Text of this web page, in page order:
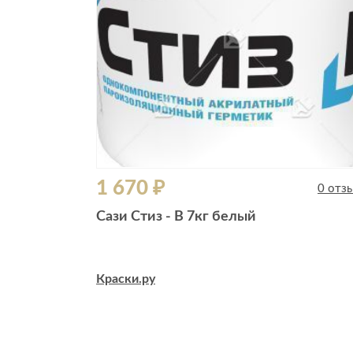
1 670 ₽ 0
Сази Стиз - В 7кг белый
Краски.ру